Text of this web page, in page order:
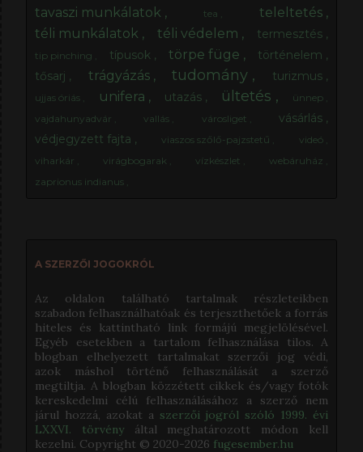
tavaszi munkálatok tea
teleltetés
téli munkálatok
téli védelem termesztés
tip pinching típusok törpe füge
történelem
tősarj
trágyázás tudomány turizmus
ujjas óriás unifera utazás ültetés
ünnep
vajdahunyadvár
vallás városliget
vásárlás
védjegyzett fajta
viaszos szőlő-pajzstetű
videó
viharkár
virágbogarak vízkészlet
webáruház
zaprionus indianus
A SZERZŐI JOGOKRÓL
Az oldalon található tartalmak részleteikben
szabadon felhasználhatóak és terjeszthetőek a forrás
hiteles és kattintható link formájú megjelölésével.
Egyéb esetekben a tartalom felhasználása tilos. A
blogban elhelyezett tartalmakat szerzői jog védi,
azok máshol történő felhasználását a szerző
megtiltja. A blogban közzétett cikkek és/vagy fotók
kereskedelmi célú felhasználásához a szerző nem
járul hozzá, azokat a szerzői jogról szóló 1999. évi
LXXVI. törvényáltal meghatározott módon kell
kezelni. Copyright © 2020-2026 fugesember.hu